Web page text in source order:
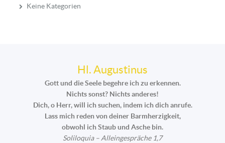
Keine Kategorien
Hl. Augustinus
Gott und die Seele begehre ich zu erkennen.
Nichts sonst? Nichts anderes!
Dich, o Herr, will ich suchen, indem ich dich anrufe.
Lass mich reden von deiner Barmherzigkeit,
obwohl ich Staub und Asche bin.
Soliloquia – Alleingespräche 1,7